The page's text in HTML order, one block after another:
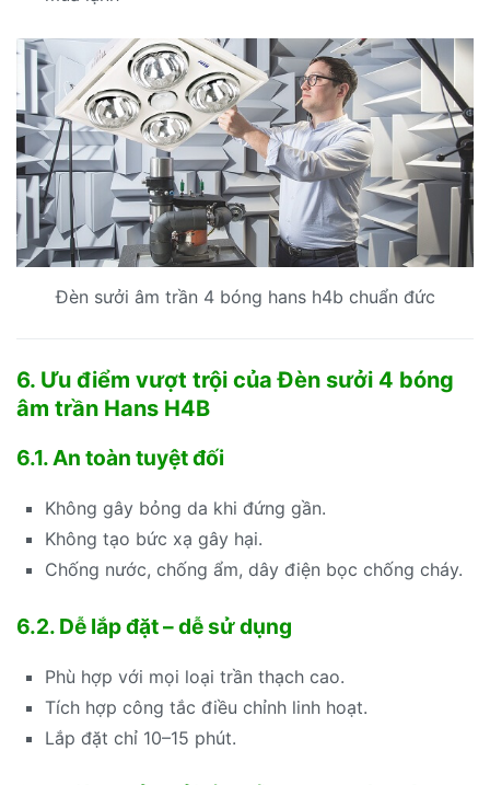
Đèn sưởi âm trần 4 bóng hans h4b chuẩn đức
6. Ưu điểm vượt trội của Đèn sưởi 4 bóng
âm trần Hans H4B
6.1. An toàn tuyệt đối
Không gây bỏng da khi đứng gần.
Không tạo bức xạ gây hại.
Chống nước, chống ẩm, dây điện bọc chống cháy.
6.2. Dễ lắp đặt – dễ sử dụng
Phù hợp với mọi loại trần thạch cao.
Tích hợp công tắc điều chỉnh linh hoạt.
Lắp đặt chỉ 10–15 phút.